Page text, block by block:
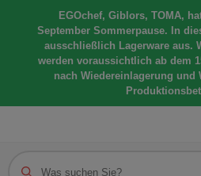
EGOchef, Giblors, TOMA,
September Sommerpause. In
ausschließlich Lagerware aus.
werden voraussichtlich ab dem
nach Wiedereinlagerung und